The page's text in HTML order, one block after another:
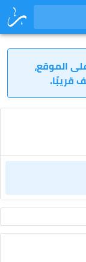
الموقع،
قريبًا.